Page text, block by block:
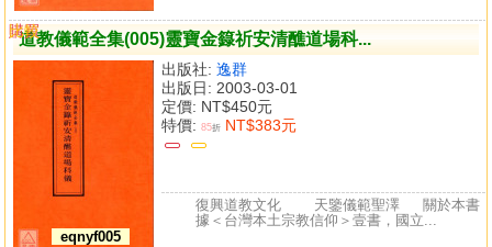
道教儀範全集(005)靈寶金籙祈安清醮道場科...
eqnyf005
出版社: 逸群
出版日: 2003-03-01
定價: NT$450元
特價: 85折 NT$383元
購買
比較
復興道教文化 天鑒儀範聖澤 關於本書
據＜台灣本土宗教信仰＞壹書，國立...